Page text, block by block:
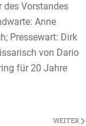
des Vorstandes
Anne
Pressewart: Dirk
von Dario
für 20 Jahre
WEITER